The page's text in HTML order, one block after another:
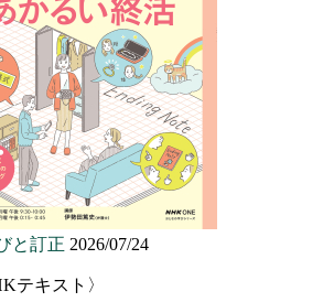
と訂正 2026/07/24
テキスト〉